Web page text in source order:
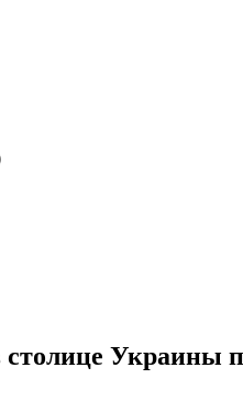
Украины